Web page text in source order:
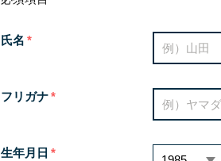
氏名
フリガナ
生年月日